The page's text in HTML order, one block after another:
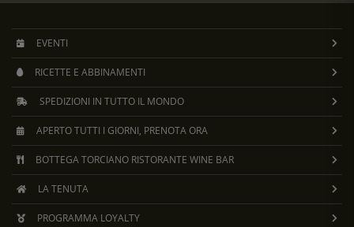
EVENTI
RICETTE E ABBINAMENTI
SPEDIZIONI IN TUTTO IL MONDO
APERTO TUTTI I GIORNI, PRENOTA ORA
BOTTEGA TORCIANO RISTORANTE WINE BAR
LA TENUTA
PROGRAMMA LOYALTY